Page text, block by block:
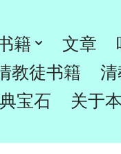
籍 文章
教徒书籍
宝石 关于